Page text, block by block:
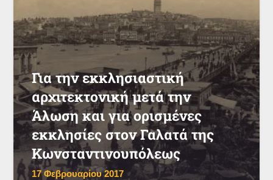
Για την εκκλησιαστική
αρχιτεκτονική μετά την
Άλωση και για ορισμένες
εκκλησίες στον Γαλατά της
Κωνσταντινουπόλεως
17 Φεβρουαρίου 2017